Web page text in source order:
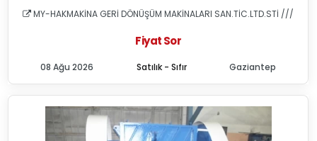
MY-HAKMAKİNA GERİ DÖNÜŞÜM MAKİNALARI SAN.TİC.LTD.STİ ///
Fiyat Sor
Satılık - Sıfır
08 Ağu 2026 Gaziantep